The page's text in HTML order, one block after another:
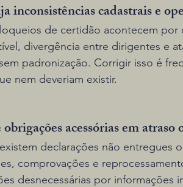
inconsistências cadastrais e
de certidão acontecem por
divergência entre dirigentes e
padronização. Corrigir isso é
nem deveriam existir.
acessórias em atraso
declarações não entregues
comprovações e
desnecessárias por informações